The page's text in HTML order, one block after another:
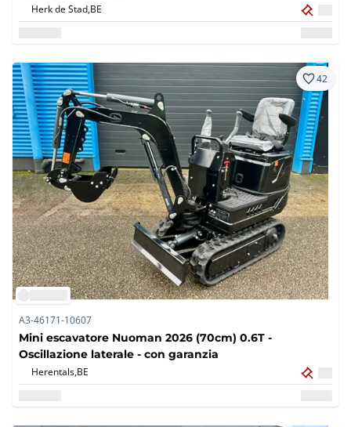
Herk de Stad,BE
42
A3-46171-10607
Mini escavatore Nuoman 2026 (70cm) 0.6T -
Oscillazione laterale - con garanzia
Herentals,BE